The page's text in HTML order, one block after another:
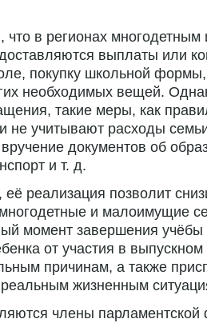
в регионах многодетным
выплаты или
покупку школьной формы,
необходимых вещей.
такие меры, как
не учитывают расходы
документов об
и т. д.
реализация позволит
и малоимущие
момент завершения
от участия в выпускном
причинам, а также
жизненным
члены парламентской